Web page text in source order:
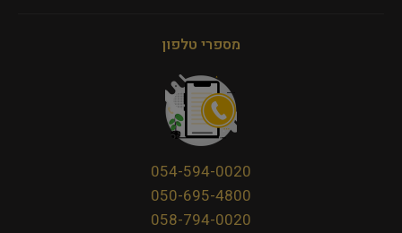
מספרי טלפון
054-594-0020
050-695-4800
058-794-0020